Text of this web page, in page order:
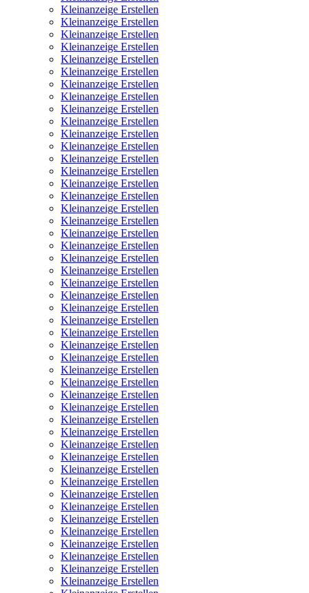
Kleinanzeige Erstellen
Kleinanzeige Erstellen
Kleinanzeige Erstellen
Kleinanzeige Erstellen
Kleinanzeige Erstellen
Kleinanzeige Erstellen
Kleinanzeige Erstellen
Kleinanzeige Erstellen
Kleinanzeige Erstellen
Kleinanzeige Erstellen
Kleinanzeige Erstellen
Kleinanzeige Erstellen
Kleinanzeige Erstellen
Kleinanzeige Erstellen
Kleinanzeige Erstellen
Kleinanzeige Erstellen
Kleinanzeige Erstellen
Kleinanzeige Erstellen
Kleinanzeige Erstellen
Kleinanzeige Erstellen
Kleinanzeige Erstellen
Kleinanzeige Erstellen
Kleinanzeige Erstellen
Kleinanzeige Erstellen
Kleinanzeige Erstellen
Kleinanzeige Erstellen
Kleinanzeige Erstellen
Kleinanzeige Erstellen
Kleinanzeige Erstellen
Kleinanzeige Erstellen
Kleinanzeige Erstellen
Kleinanzeige Erstellen
Kleinanzeige Erstellen
Kleinanzeige Erstellen
Kleinanzeige Erstellen
Kleinanzeige Erstellen
Kleinanzeige Erstellen
Kleinanzeige Erstellen
Kleinanzeige Erstellen
Kleinanzeige Erstellen
Kleinanzeige Erstellen
Kleinanzeige Erstellen
Kleinanzeige Erstellen
Kleinanzeige Erstellen
Kleinanzeige Erstellen
Kleinanzeige Erstellen
Kleinanzeige Erstellen